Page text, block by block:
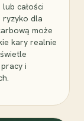
lub całości
ryzyko dla
może
kary realnie
i